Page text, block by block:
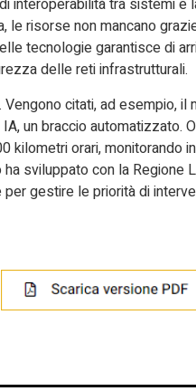
interoperabilità tra sistemi
risorse non mancano
tecnologie garantisce di
delle reti infrastrutturali.
citati, ad esempio, il
un braccio automatizzato.
kilometri orari, monitorando
sviluppato con la Regione
gestire le priorità di